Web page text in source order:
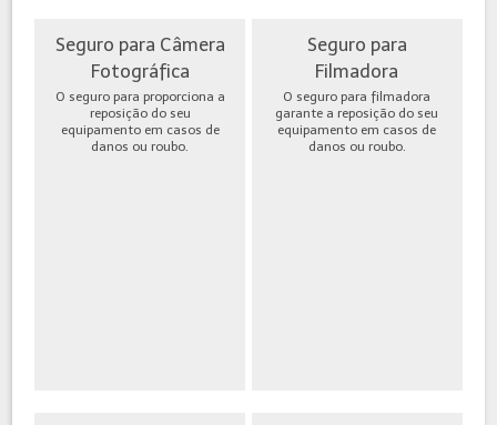
Seguro para Câmera
Fotográfica
O seguro para proporciona a
reposição do seu
equipamento em casos de
danos ou roubo.
Seguro para
Filmadora
O seguro para filmadora
garante a reposição do seu
equipamento em casos de
danos ou roubo.